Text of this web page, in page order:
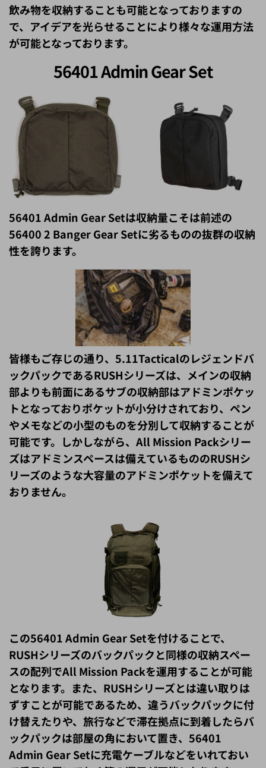
で、アイデアを光らせることにより様々な運用方法
が可能となっております。
56401 Admin Gear Set
56400 2 Banger Gear Setに劣るものの抜群の収納
性を誇ります。
皆様もご存じの通り、5.11Tacticalのレジェンドバ
ックパックであるRUSHシリーズは、メインの収納
部よりも前面にあるサブの収納部はアドミンポケッ
トとなっておりポケットが小分けされており、ペン
やメモなどの小型のものを分別して収納することが
可能です。しかしながら、All Mission Packシリー
ズはアドミンスペースは備えているもののRUSHシ
リーズのような大容量のアドミンポケットを備えて
おりません。
RUSHシリーズのバックパックと同様の収納スペー
スの配列でAll Mission Packを運用することが可能
となります。また、RUSHシリーズとは違い取りは
ずすことが可能であるため、違うバックパックに付
け替えたりや、旅行などで滞在拠点に到着したらバ
ックパックは部屋の角において置き、56401
Admin Gear Setに充電ケーブルなどをいれておい
て手元に置いておく等の運用が可能となります。